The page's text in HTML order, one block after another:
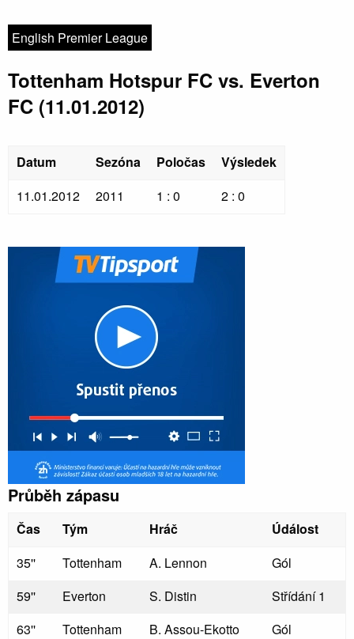
English Premier League
Tottenham Hotspur FC vs. Everton
FC (11.01.2012)
Datum Sezóna Poločas
Výsledek
11.01.2012
2011 1 : 0 2 : 0
Průběh zápasu
Čas Tým Hráč
Údálost
35''
Tottenham A. Lennon
Gól
59''
Everton S. Distin
Střídání 1
63''
Tottenham B. Assou-Ekotto
Gól